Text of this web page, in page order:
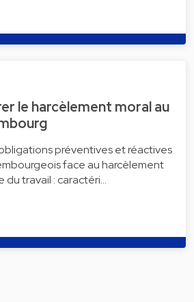
le harcèlement moral au
préventives et réactives
face au harcèlement
du travail : caractéri…